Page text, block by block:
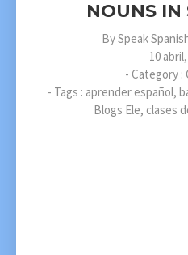
NOUNS IN
BySpeak
10
- Category :
- Tags : aprender español,
Blogs Ele, clases